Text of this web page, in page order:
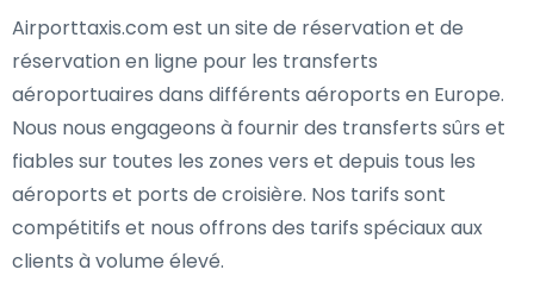
Airporttaxis.com est un site de réservation et de
réservation en ligne pour les transferts
aéroportuaires dans différents aéroports en Europe.
Nous nous engageons à fournir des transferts sûrs et
fiables sur toutes les zones vers et depuis tous les
aéroports et ports de croisière. Nos tarifs sont
compétitifs et nous offrons des tarifs spéciaux aux
clients à volume élevé.